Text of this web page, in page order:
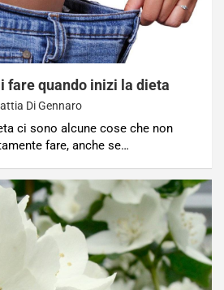
fare quando inizi la dieta
Di Gennaro
ci sono alcune cose che non
fare, anche se…